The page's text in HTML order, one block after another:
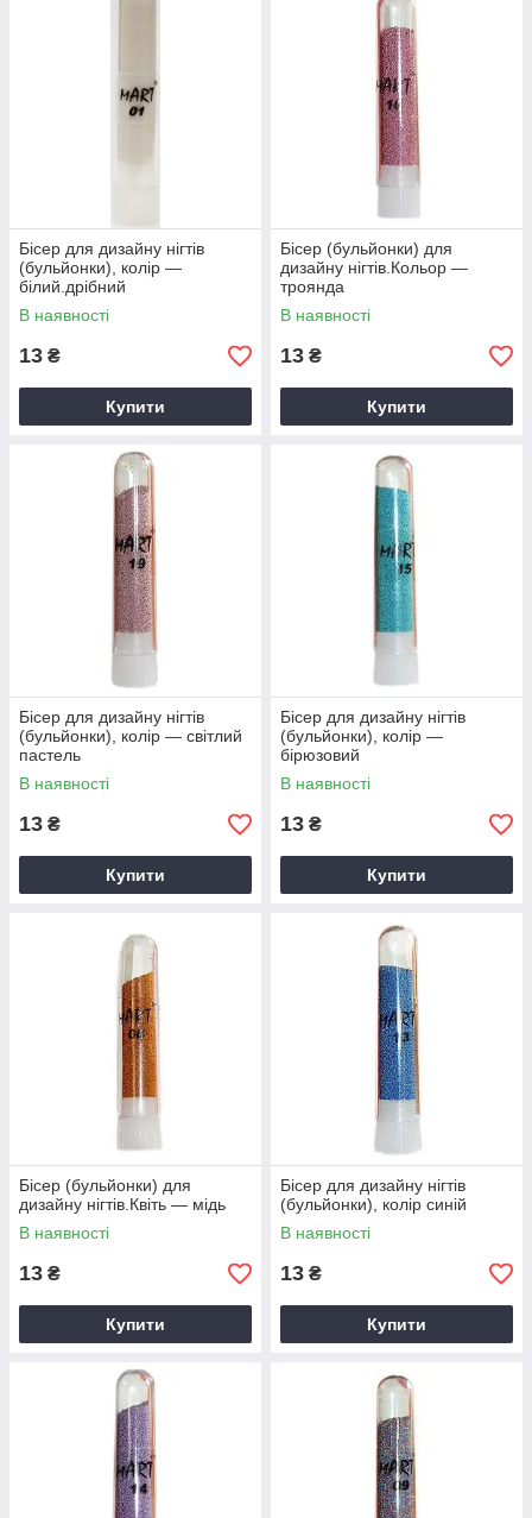
Бісер для дизайну нігтів
(бульйонки), колір —
білий.дрібний
В наявності
13 ₴
Купити
Бісер (бульйонки) для
дизайну нігтів.Кольор —
троянда
В наявності
13 ₴
Купити
Бісер для дизайну нігтів
(бульйонки), колір — світлий
пастель
В наявності
13 ₴
Купити
Бісер для дизайну нігтів
(бульйонки), колір —
бірюзовий
В наявності
13 ₴
Купити
Бісер (бульйонки) для
дизайну нігтів.Квіть — мідь
В наявності
13 ₴
Купити
Бісер для дизайну нігтів
(бульйонки), колір синій
В наявності
13 ₴
Купити